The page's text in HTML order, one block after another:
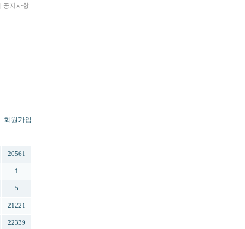
| 공지사항
회원가입
20561
1
5
21221
22339